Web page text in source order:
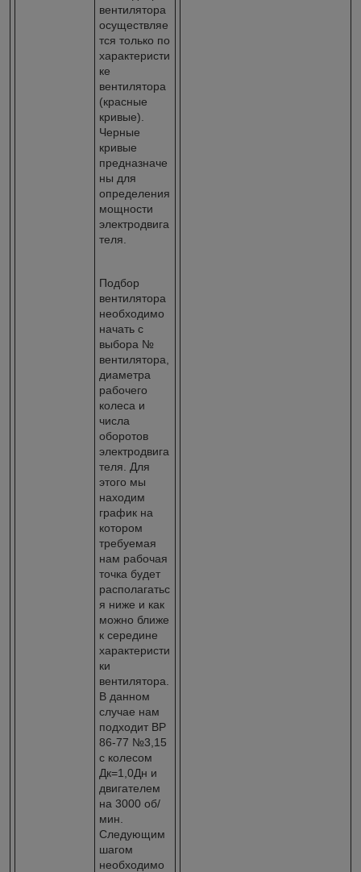
вентилятора
осуществляе
тся только по
характеристи
ке
вентилятора
(красные
кривые).
Черные
кривые
предназначе
ны для
определения
мощности
электродвига
теля.
Подбор
вентилятора
необходимо
начать с
выбора №
вентилятора,
диаметра
рабочего
колеса и
числа
оборотов
электродвига
теля. Для
этого мы
находим
график на
котором
требуемая
нам рабочая
точка будет
располагатьс
я ниже и как
можно ближе
к середине
характеристи
ки
вентилятора.
В данном
случае нам
подходит ВР
86-77 №3,15
с колесом
Дк=1,0Дн и
двигателем
на 3000 об/
мин.
Следующим
шагом
необходимо